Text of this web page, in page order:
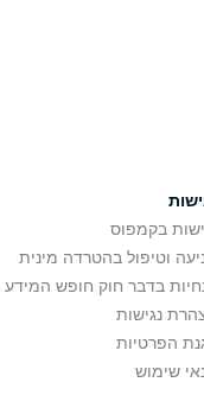
בקמפוס
וטיפול בהטרדה מינית
בדבר חוק חופש המידע
נגישות
הפרטיות
שימוש